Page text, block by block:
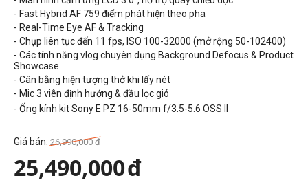
- Fast Hybrid AF 759 điểm phát hiện theo pha
- Real-Time Eye AF & Tracking
- Chụp liên tục đến 11 fps, ISO 100-32000 (mở rộng 50-102400)
- Các tính năng vlog chuyên dụng Background Defocus & Product
Showcase
- Cân bằng hiện tượng thở khi lấy nét
- Mic 3 viên định hướng & đầu lọc gió
- Ống kính kit Sony E PZ 16-50mm f/3.5-5.6 OSS II
Giá bán: 26,990,000 đ
25,490,000đ